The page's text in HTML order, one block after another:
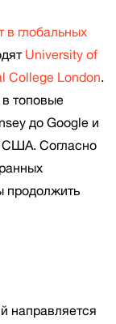
в глобальных
University of
College London.
топовые
до Google и
США. Согласно
продолжить
направляется